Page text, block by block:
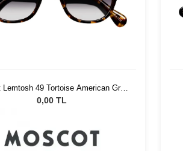
Lemtosh 49 Tortoise American Grey
Fade
0,00 TL